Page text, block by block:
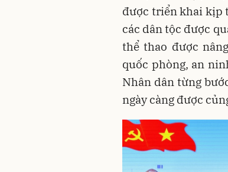
được triển khai kịp
các dân tộc được
thể thao được
quốc phòng, an
Nhân dân từng
ngày càng được